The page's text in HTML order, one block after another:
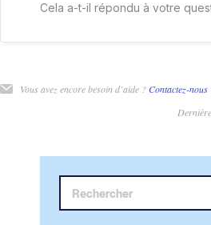
Cela a-t-il répondu à votre
Vous avez encore besoin d’aide ?Contactez-nous